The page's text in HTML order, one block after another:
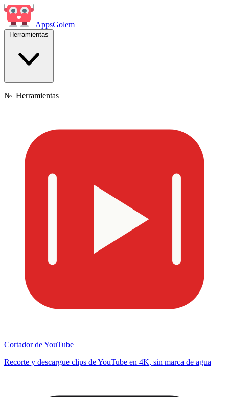
AppsGolem
Herramientas
№ Herramientas
Cortador de YouTube
Recorte y descargue clips de YouTube en 4K, sin marca de agua